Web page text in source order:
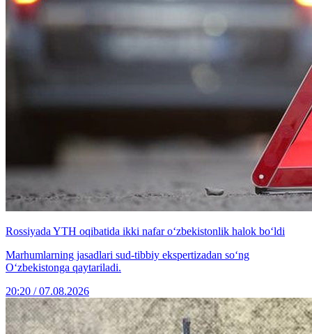
Rossiyada YTH oqibatida ikki nafar o‘zbekistonlik halok bo‘ldi
Marhumlarning jasadlari sud-tibbiy ekspertizadan so‘ng
O‘zbekistonga qaytariladi.
20:20 / 07.08.2026